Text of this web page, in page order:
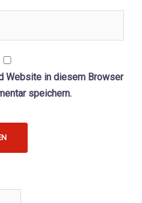
Website in diesem Browser
speichern.